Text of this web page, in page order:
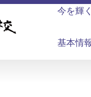
今を輝
基本情